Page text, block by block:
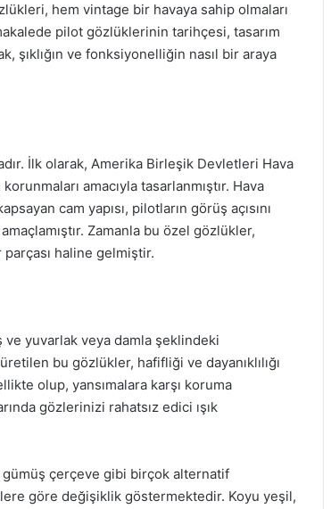
hem vintage bir havaya sahip olmaları
pilot gözlüklerinin tarihçesi, tasarım
şıklığın ve fonksiyonelliğin nasıl bir araya
İlk olarak, Amerika Birleşik Devletleri Hava
amacıyla tasarlanmıştır. Hava
cam yapısı, pilotların görüş açısını
Zamanla bu özel gözlükler,
haline gelmiştir.
yuvarlak veya damla şeklindeki
bu gözlükler, hafifliği ve dayanıklılığı
olup, yansımalara karşı koruma
gözlerinizi rahatsız edici ışık
gümüş çerçeve gibi birçok alternatif
göre değişiklik göstermektedir. Koyu yeşil,